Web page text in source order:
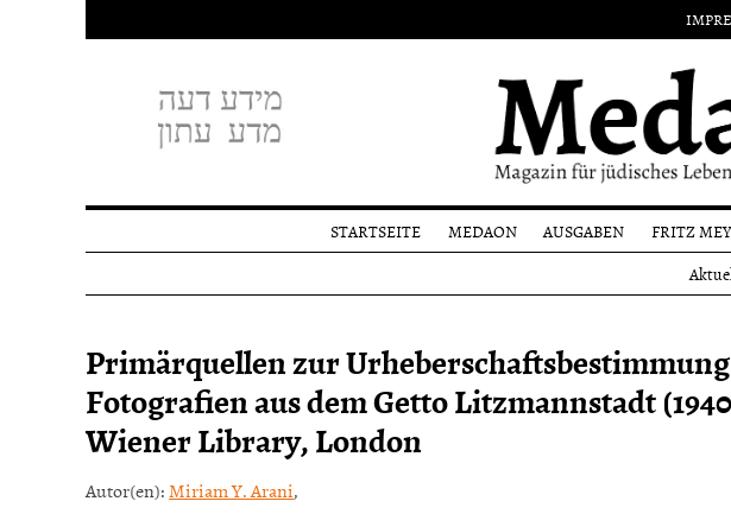
STARTSEITE
MEDAON
Spenden
AUSGABEN
Ausgabe
Ausgaben
Autoren
FRITZ
Primärquellen zur
Fotografien aus dem Getto Litzmannstadt
Wiener Library, London
Autor(en):Miriam Y. Arani,